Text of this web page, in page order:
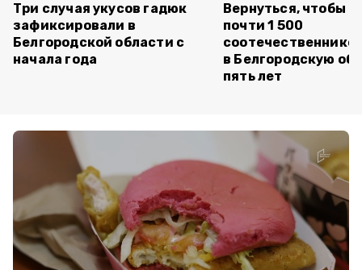
Три случая укусов гадюк
зафиксировали в
Белгородской области с
начала года
Вернуться, чтобы
почти 1 500
в Белгородскую
пять лет